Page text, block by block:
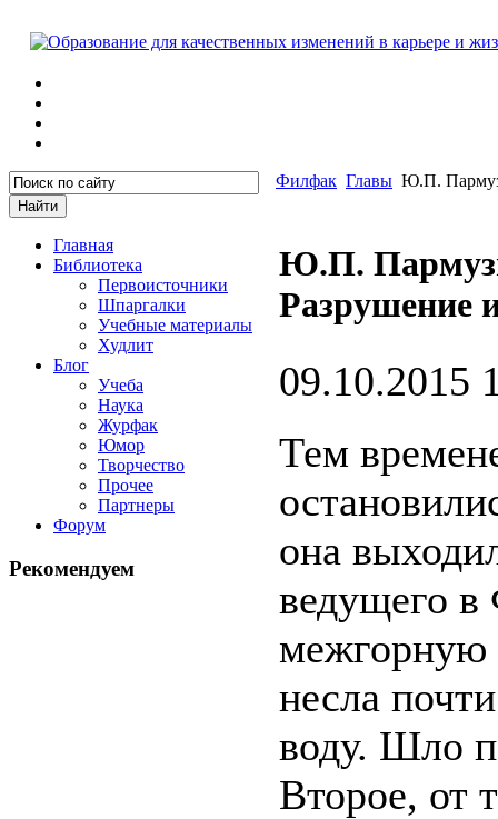
Главная
Библиотека
Первоисточники
Шпаргалки
Учебные материалы
Худлит
Блог
Учеба
Наука
Журфак
Юмор
Творчество
Прочее
Партнеры
Форум
Рекомендуем
Филфак Главы Ю.П.
Ю.П.
Разрушение
09.10.2015
Тем
она
ведущего
межгорную
несла
воду. Шло
Второе, от